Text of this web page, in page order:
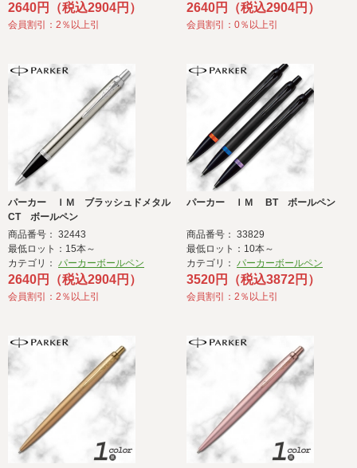
2640円（税込2904円）
会員割引：2％以上引
2640円（税込2904円）
会員割引：0％以上引
パーカー ＩＭ ブラッシュドメタル
CT ボールペン
商品番号： 32443
最低ロット：15本～
カテゴリ： パーカーボールペン
2640円（税込2904円）
会員割引：2％以上引
パーカー ＩＭ BT ボールペン
商品番号： 33829
最低ロット：10本～
カテゴリ： パーカーボールペン
3520円（税込3872円）
会員割引：2％以上引